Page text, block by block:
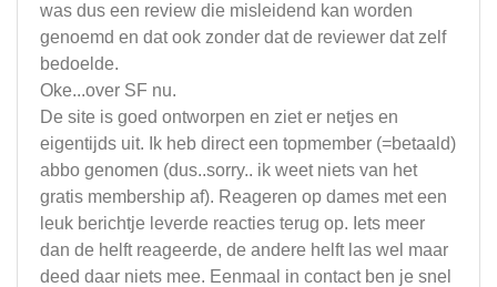
was dus een review die misleidend kan worden
genoemd en dat ook zonder dat de reviewer dat zelf
bedoelde.
Oke...over SF nu.
De site is goed ontworpen en ziet er netjes en
eigentijds uit. Ik heb direct een topmember (=betaald)
abbo genomen (dus..sorry.. ik weet niets van het
gratis membership af). Reageren op dames met een
leuk berichtje leverde reacties terug op. Iets meer
dan de helft reageerde, de andere helft las wel maar
deed daar niets mee. Eenmaal in contact ben je snel